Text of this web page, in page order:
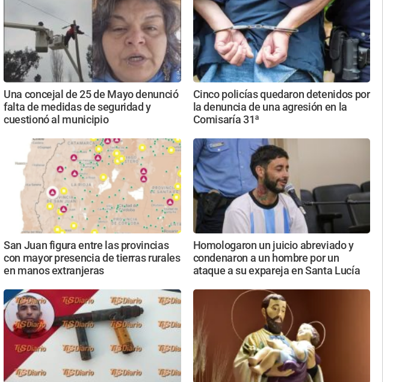
Una concejal de 25 de Mayo denunció
falta de medidas de seguridad y
cuestionó al municipio
Cinco policías quedaron detenidos por
la denuncia de una agresión en la
Comisaría 31ª
San Juan figura entre las provincias
con mayor presencia de tierras rurales
en manos extranjeras
Homologaron un juicio abreviado y
condenaron a un hombre por un
ataque a su expareja en Santa Lucía